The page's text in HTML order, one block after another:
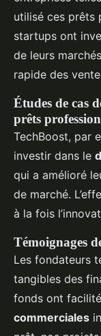
utilisé ces prêts
startups ont
de leurs
rapide des
Études de cas
prêts
TechBoost, par
investir dans le
qui a amélioré
de marché.
à la fois
Témoignages
Les fondateurs
tangibles des
fonds ont
commerciales